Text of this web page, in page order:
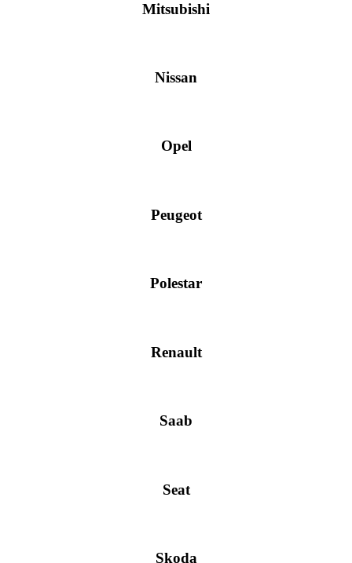
Mitsubishi
Nissan
Opel
Peugeot
Polestar
Renault
Saab
Seat
Skoda